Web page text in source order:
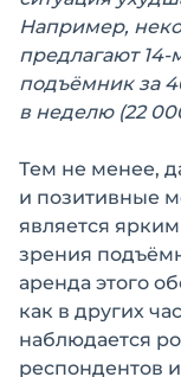
Например,
предлагают
подъёмник за
в неделю (22
Тем не менее,
и позитивные
является
зрения
аренда этого
как в других
наблюдается
респондентов